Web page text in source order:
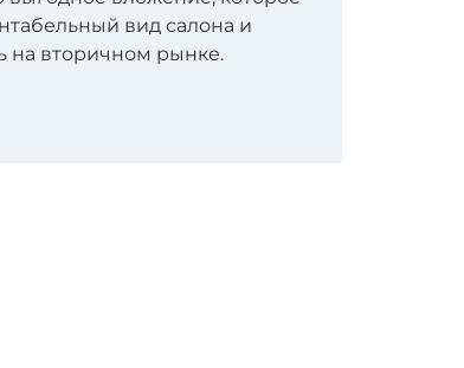
вид салона и
на вторичном рынке.